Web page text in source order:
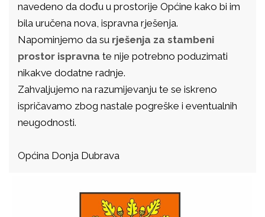
navedeno da dođu u prostorije Općine kako bi im
bila uručena nova, ispravna rješenja.
Napominjemo da su rješenja za stambeni
prostor ispravna te nije potrebno poduzimati
nikakve dodatne radnje.
Zahvaljujemo na razumijevanju te se iskreno
ispričavamo zbog nastale pogreške i eventualnih
neugodnosti.
Općina Donja Dubrava